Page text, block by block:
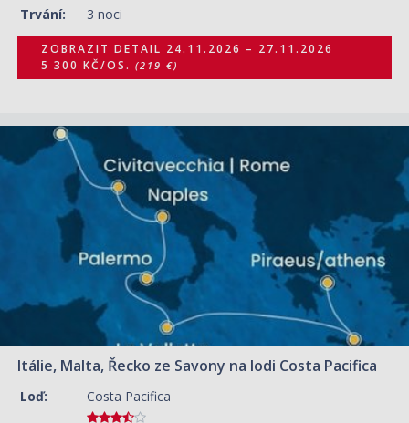
Trvání:
3 noci
ZOBRAZIT DETAIL 24.11.2026 – 27.11.2026
5 300 KČ/OS. (219 €)
Itálie, Malta, Řecko ze Savony na lodi Costa Pacifica
Loď: Costa Pacifica
ZOBRAZIT DETAIL
09.04.2027 – 16.04.2027
13 770 KČ/OS.
(569 €)